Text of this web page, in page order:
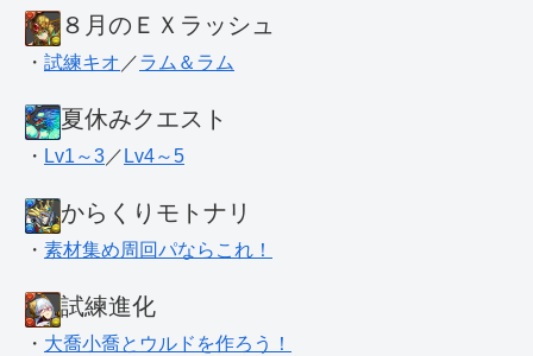
８月のＥＸラッシュ
・ 試練キオ ／ラム＆ラム
夏休みクエスト
・ Lv1～3 ／ Lv4～5
からくりモトナリ
・ 素材集め周回パならこれ！
試練進化
・ 大喬小喬とウルドを作ろう！